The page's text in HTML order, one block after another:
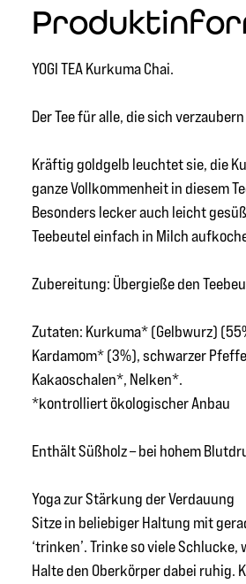
YOGI TEA Kurkuma Chai.
Der Tee für alle, die sich
Kräftig goldgelb leuchtet sie, die
ganze Vollkommenheit in diesem
Besonders lecker auch leicht
Teebeutel einfach in Milch
Zubereitung: Übergieße den
Zutaten: Kurkuma* (Gelbwurz)
Kardamom* (3%), schwarzer
Kakaoschalen*, Nelken*.
*kontrolliert ökologischer Anbau
Enthält Süßholz – bei hohem
Yoga zur Stärkung der Verdauung
Sitze in beliebiger Haltung mit
‘trinken’. Trinke so viele
Halte den Oberkörper dabei ruhig.